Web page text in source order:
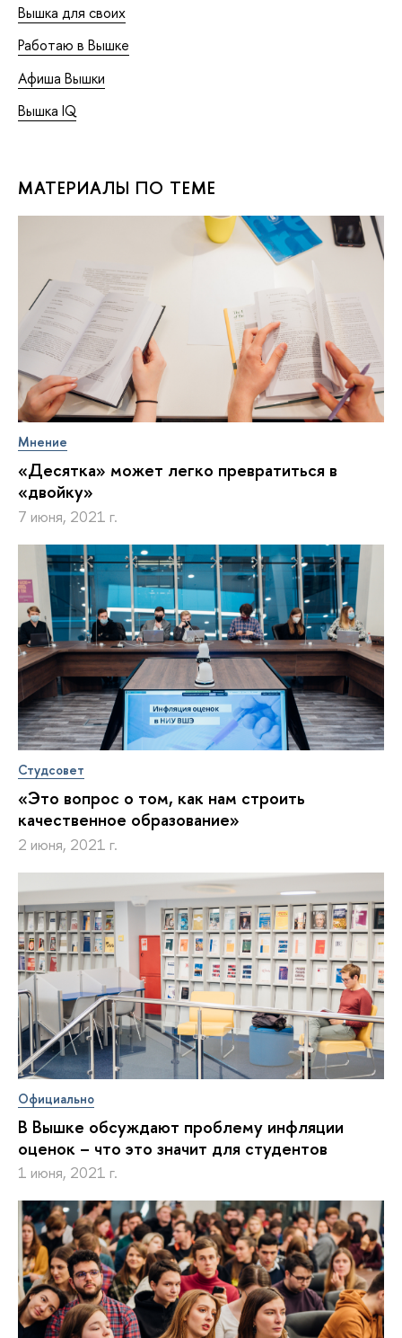
Вышка для своих
Работаю в Вышке
Афиша Вышки
Вышка IQ
МАТЕРИАЛЫ ПО ТЕМЕ
Мнение
«Десятка» может легко превратиться в
«двойку»
7 июня, 2021 г.
Студсовет
«Это вопрос о том, как нам строить
качественное образование»
2 июня, 2021 г.
Официально
В Вышке обсуждают проблему инфляции
оценок – что это значит для студентов
1 июня, 2021 г.